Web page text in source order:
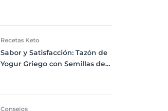
Recetas Keto
Sabor y Satisfacción: Tazón de
Yogur Griego con Semillas de
Consejos